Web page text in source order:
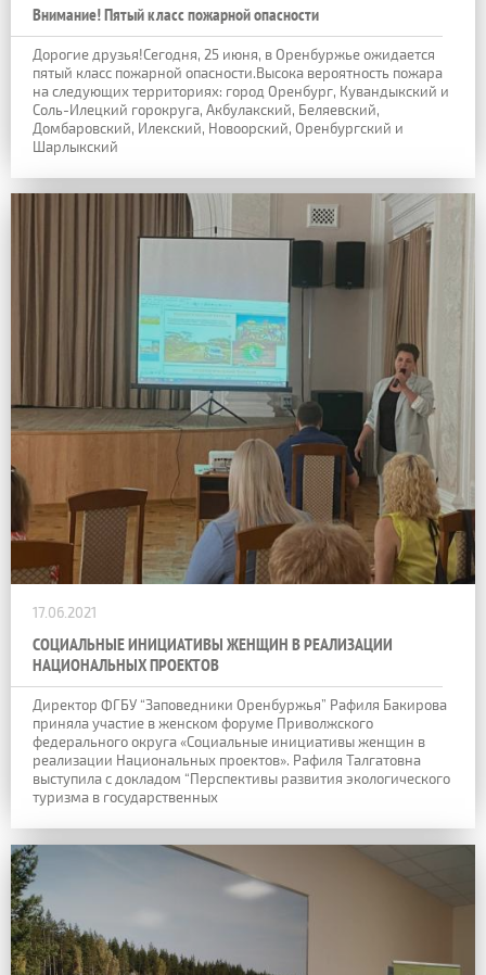
Внимание! Пятый класс пожарной опасности
Дорогие друзья!Сегодня, 25 июня, в Оренбуржье ожидается
пятый класс пожарной опасности.Высока вероятность пожара
на следующих территориях: город Оренбург, Кувандыкский и
Соль-Илецкий горокруга, Акбулакский, Беляевский,
Домбаровский, Илекский, Новоорский, Оренбургский и
Шарлыкский
17.06.2021
СОЦИАЛЬНЫЕ ИНИЦИАТИВЫ ЖЕНЩИН В РЕАЛИЗАЦИИ
НАЦИОНАЛЬНЫХ ПРОЕКТОВ
Директор ФГБУ “Заповедники Оренбуржья” Рафиля Бакирова
приняла участие в женском форуме Приволжского
федерального округа «Социальные инициативы женщин в
реализации Национальных проектов». Рафиля Талгатовна
выступила с докладом “Перспективы развития экологического
туризма в государственных